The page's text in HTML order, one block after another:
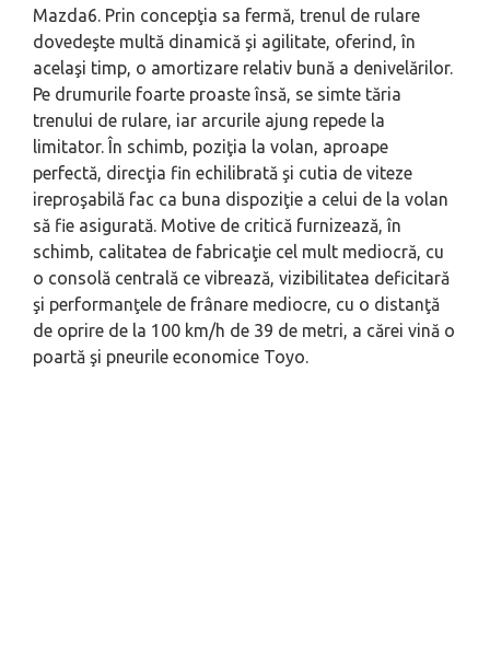
Mazda6. Prin concepţia sa fermă, trenul de rulare
dovedeşte multă dinamică şi agilitate, oferind, în
acelaşi timp, o amortizare relativ bună a denivelărilor.
Pe drumurile foarte proaste însă, se simte tăria
trenului de rulare, iar arcurile ajung repede la
limitator. În schimb, poziţia la volan, aproape
perfectă, direcţia fin echilibrată şi cutia de viteze
ireproşabilă fac ca buna dispoziţie a celui de la volan
să fie asigurată. Motive de critică furnizează, în
schimb, calitatea de fabricaţie cel mult mediocră, cu
o consolă centrală ce vibrează, vizibilitatea deficitară
şi performanţele de frânare mediocre, cu o distanţă
de oprire de la 100 km/h de 39 de metri, a cărei vină o
poartă şi pneurile economice Toyo.